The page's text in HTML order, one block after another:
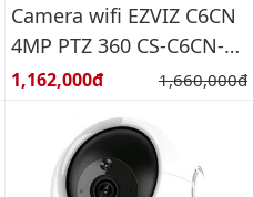
Camera wifi EZVIZ C6CN
4MP PTZ 360 CS-C6CN-
R100-8B4WF
Giá bán:
1,162,000đ Giá gốc:
1,660,000đ